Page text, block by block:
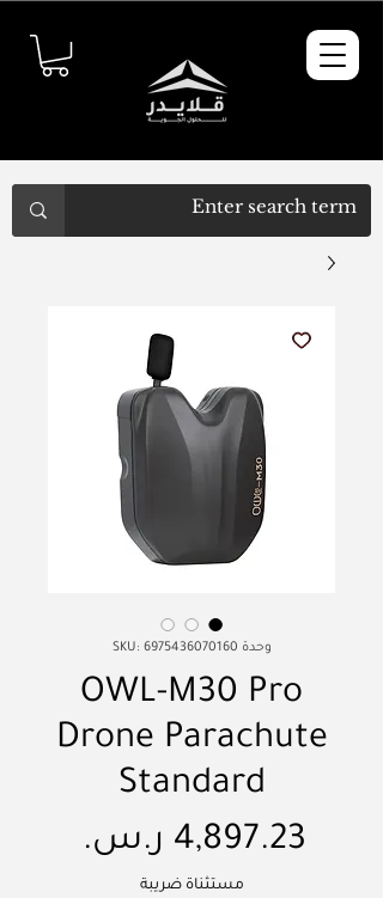
وحدة SKU: 6975436070160
OWL-M30 Pro
Drone Parachute
Standard
مستثناة ضريبة